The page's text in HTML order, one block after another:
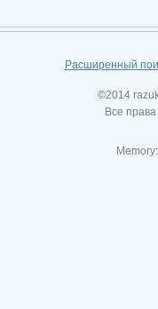
Расширенный
©2014
Все